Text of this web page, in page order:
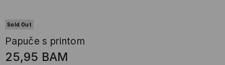
Sold Out
Papuče s printom
25,95 BAM